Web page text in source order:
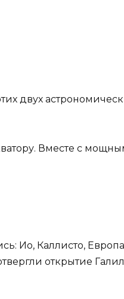
двух
Вместе с
Ио, Каллисто,
открытие